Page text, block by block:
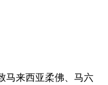
马来西亚柔佛、马六